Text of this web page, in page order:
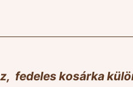
, fedeles kosárka